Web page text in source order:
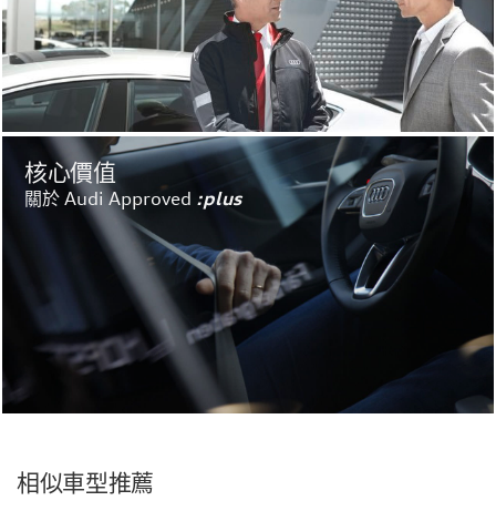
核心價值
關於 Audi Approved :plus
相似車型推薦